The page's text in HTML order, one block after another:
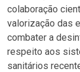
colaboração
valorização das
combater a
respeito aos
sanitários